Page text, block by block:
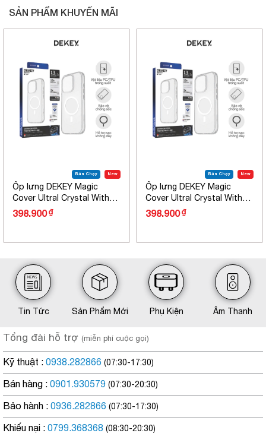
SẢN PHẨM KHUYẾN MÃI
Bán Chạy New
Ốp lưng DEKEY Magic
Cover Ultral Crystal With
Magsafe for iPhone 13
398.900₫
Bán Chạy New
Ốp lưng DEKEY Magic
Cover Ultral Crystal With
Magsafe for iPhone 13 Pro
398.900₫
Tin Tức Sản Phẩm Mới Phụ Kiện Âm Thanh
Tổng đài hỗ trợ (miễn phí cuộc gọi)
Kỹ thuật : 0938.282866 (07:30-17:30)
Bán hàng : 0901.930579 (07:30-20:30)
Bảo hành : 0936.282866 (07:30-17:30)
Khiếu nại : 0799.368368 (08:30-20:30)